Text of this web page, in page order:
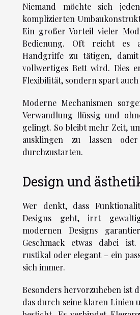
Niemand möchte sich
komplizierten
Ein großer Vorteil vieler
Bedienung. Oft reicht es
Handgriffe zu tätigen,
vollwertiges Bett wird. Dies
Flexibilität, sondern spart
Moderne Mechanismen
Verwandlung flüssig und
gelingt. So bleibt mehr Zeit,
ausklingen zu lassen
durchzustarten.
Design und
Wer denkt, dass
Designs geht, irrt
modernen Designs
Geschmack etwas dabei
rustikal oder elegant – ein
sich immer.
Besonders hervorzuheben ist
das durch seine klaren Linien